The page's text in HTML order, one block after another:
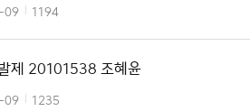
09 1194
제 20101538 조혜윤
09 1235